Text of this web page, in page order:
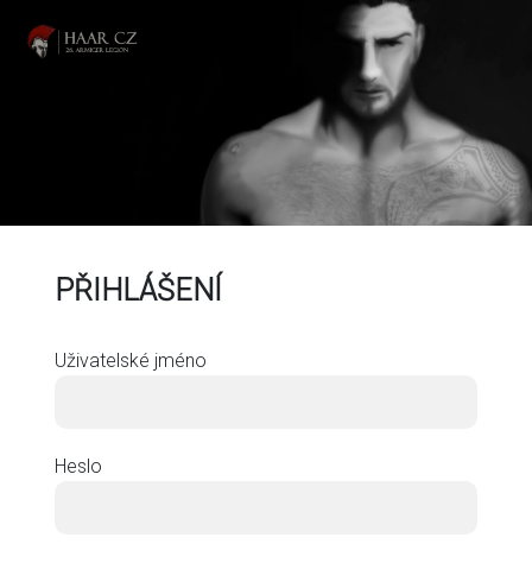
PŘIHLÁŠENÍ
Uživatelské jméno
Heslo